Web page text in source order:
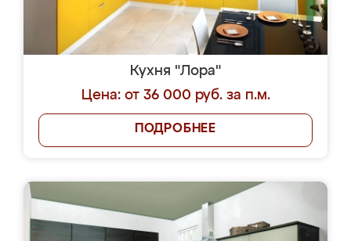
Кухня "Лора"
Цена: от 36 000 руб. за п.м.
ПОДРОБНЕЕ